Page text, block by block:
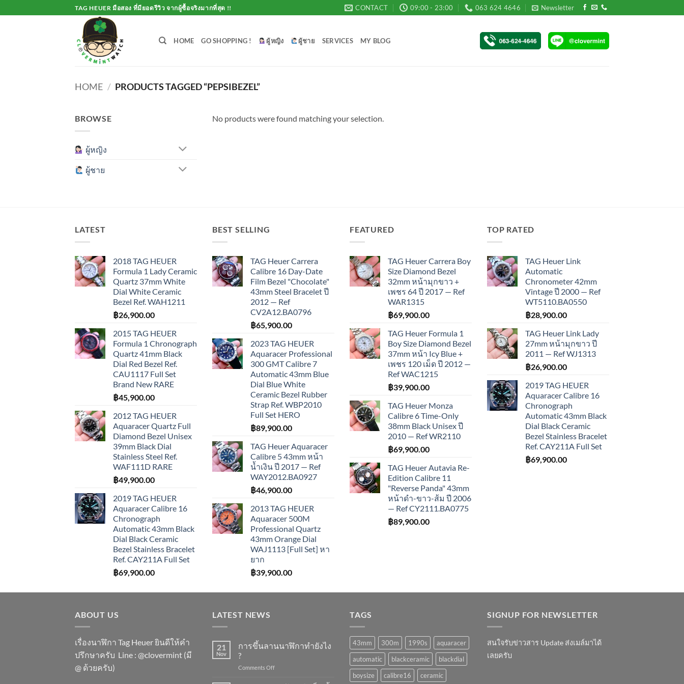
to
TAG HEUER มือสอง ที่มียอดรีวิว จากผู้ซื้อจริงมากที่สุด !! CONTACT 09:00 - 23:00 063 624 4646 Newsletter
HOME GO SHOPPING ! ผู้หญิง ผู้ชาย SERVICES MY BLOG
HOME / PRODUCTS TAGGED “PEPSIBEZEL”
BROWSE
ผู้หญิง
ผู้ชาย
No products were found matching your selection.
LATEST
2018 TAG HEUER
Formula 1 Lady Ceramic
Quartz 37mm White
Dial White Ceramic
Bezel Ref. WAH1211
฿26,900.00
2015 TAG HEUER
Formula 1 Chronograph
Quartz 41mm Black
Dial Red Bezel Ref.
CAU1117 Full Set
Brand New RARE
฿45,900.00
2012 TAG HEUER
Aquaracer Quartz Full
Diamond Bezel Unisex
39mm Black Dial
Stainless Steel Ref.
WAF111D RARE
฿49,900.00
2019 TAG HEUER
Aquaracer Calibre 16
Chronograph
Automatic 43mm Black
Dial Black Ceramic
Bezel Stainless Bracelet
Ref. CAY211A Full Set
฿69,900.00
BEST SELLING
TAG Heuer Carrera
Calibre 16 Day-Date
Film Bezel "Chocolate"
43mm Steel Bracelet ปี
2012 — Ref
CV2A12.BA0796
฿65,900.00
2023 TAG HEUER
Aquaracer Professional
300 GMT Calibre 7
Automatic 43mm Blue
Dial Blue White
Ceramic Bezel Rubber
Strap Ref. WBP2010
Full Set HERO
฿89,900.00
TAG Heuer Aquaracer
Calibre 5 43mm หน้า
น้ำเงิน ปี 2017 — Ref
WAY2012.BA0927
฿46,900.00
2013 TAG HEUER
Aquaracer 500M
Professional Quartz
43mm Orange Dial
WAJ1113 [Full Set] หา
ยาก
฿39,900.00
FEATURED
TAG Heuer Carrera Boy
Size Diamond Bezel
32mm หน้ามุกขาว +
เพชร 64 ปี 2017 — Ref
WAR1315
฿69,900.00
TAG Heuer Formula 1
Boy Size Diamond Bezel
37mm หน้า Icy Blue +
เพชร 120 เม็ด ปี 2012 —
Ref WAC1215
฿39,900.00
TAG Heuer Monza
Calibre 6 Time-Only
38mm Black Unisex ปี
2010 — Ref WR2110
฿69,900.00
TAG Heuer Autavia Re-
Edition Calibre 11
"Reverse Panda" 43mm
หน้าดำ-ขาว-ส้ม ปี 2006
— Ref CY2111.BA0775
฿89,900.00
TOP RATED
TAG Heuer Link
Automatic
Chronometer 42mm
Vintage ปี 2000 — Ref
WT5110.BA0550
฿28,900.00
TAG Heuer Link Lady
27mm หน้ามุกขาว ปี
2011 — Ref WJ1313
฿26,900.00
2019 TAG HEUER
Aquaracer Calibre 16
Chronograph
Automatic 43mm Black
Dial Black Ceramic
Bezel Stainless Bracelet
Ref. CAY211A Full Set
฿69,900.00
ABOUT US
เรื่องนาฬิกา Tag Heuer ยินดีให้คำ
ปรึกษาครับ ​Line : @clovermint (มี
@ ด้วยครับ)
LATEST NEWS
21
Nov
การขึ้นลานนาฬิกาทำยังไง
?
Comments Offon
TAGS
43mm 300m 1990s
aquaracer
automatic
blackceramic
blackdial
boysize
calibre16
ceramic
SIGNUP FOR NEWSLETTER
สนใจรับข่าวสาร Update ส่งเมล์มาได้
เลยครับ